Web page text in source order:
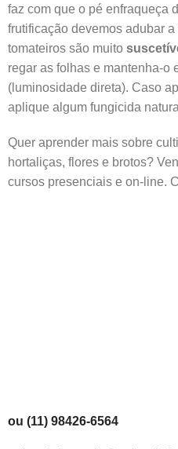
faz com que o pé enfraqueça
frutificação devemos adubar
tomateiros são muito
regar as folhas e mantenha-o
(luminosidade direta). Caso
aplique algum fungicida
Quer aprender mais sobre
hortaliças, flores e brotos?
cursos presenciais e on-line.
ou (11) 98426-6564